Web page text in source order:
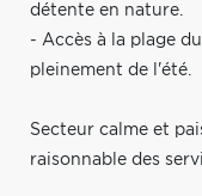
détente en nature.
- Accès à la plage
pleinement de l'été.
Secteur calme et
raisonnable des